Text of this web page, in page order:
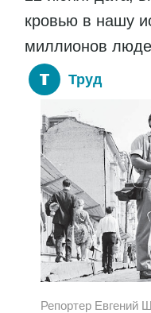
кровью в нашу
миллионов
Труд
Репортер Евгений